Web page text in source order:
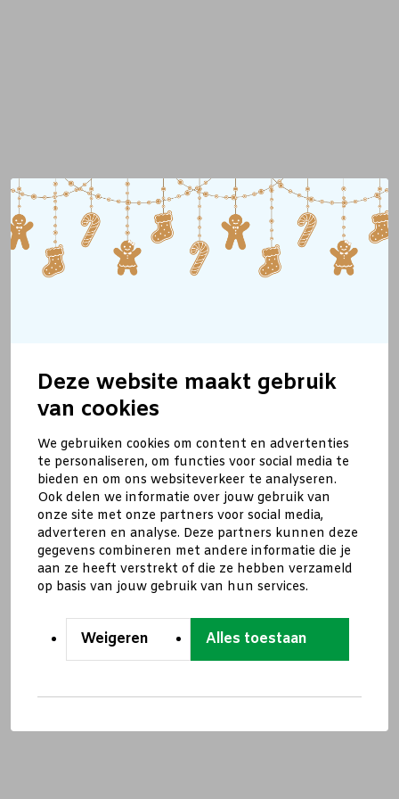
Deze website maakt gebruik
van cookies
We gebruiken cookies om content en advertenties
te personaliseren, om functies voor social media te
bieden en om ons websiteverkeer te analyseren.
Ook delen we informatie over jouw gebruik van
onze site met onze partners voor social media,
adverteren en analyse. Deze partners kunnen deze
gegevens combineren met andere informatie die je
aan ze heeft verstrekt of die ze hebben verzameld
op basis van jouw gebruik van hun services.
Weigeren Alles toestaan